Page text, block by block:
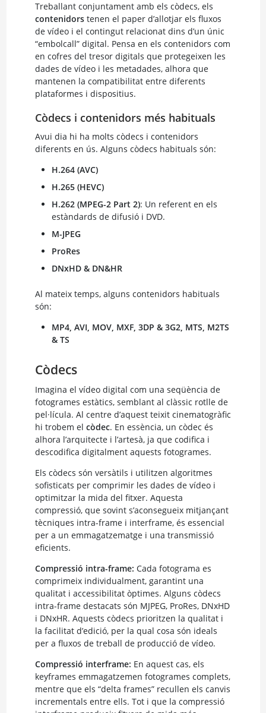
Treballant conjuntament amb els còdecs, els
contenidorstenen el paper d’allotjar els fluxos
de vídeo i el contingut relacionat dins d’un únic
“embolcall” digital. Pensa en els contenidors com
en cofres del tresor digitals que protegeixen les
dades de vídeo i les metadades, alhora que
mantenen la compatibilitat entre diferents
plataformes i dispositius.
Còdecs i contenidors més habituals
Avui dia hi ha molts còdecs i contenidors
diferents en ús. Alguns còdecs habituals són:
H.264 (AVC)
H.265 (HEVC)
H.262 (MPEG-2 Part 2): Un referent en els
estàndards de difusió i DVD.
M-JPEG
ProRes
DNxHD & DN&HR
Al mateix temps, alguns contenidors habituals
són:
MP4, AVI, MOV, MXF, 3DP & 3G2, MTS, M2TS
& TS
Còdecs
Imagina el vídeo digital com una seqüència de
fotogrames estàtics, semblant al clàssic rotlle de
pel·lícula. Al centre d’aquest teixit cinematogràfic
hi trobem el còdec. En essència, un còdec és
alhora l’arquitecte i l’artesà, ja que codifica i
descodifica digitalment aquests fotogrames.
Els còdecs són versàtils i utilitzen algoritmes
sofisticats per comprimir les dades de vídeo i
optimitzar la mida del fitxer. Aquesta
compressió, que sovint s’aconsegueix mitjançant
tècniques intra-frame i interframe, és essencial
per a un emmagatzematge i una transmissió
eficients.
Compressió intra-frame: Cada fotograma es
comprimeix individualment, garantint una
qualitat i accessibilitat òptimes. Alguns còdecs
intra-frame destacats són MJPEG, ProRes, DNxHD
i DNxHR. Aquests còdecs prioritzen la qualitat i
la facilitat d’edició, per la qual cosa són ideals
per a fluxos de treball de producció de vídeo.
Compressió interframe: En aquest cas, els
keyframes emmagatzemen fotogrames complets,
mentre que els “delta frames” recullen els canvis
incrementals entre ells. Tot i que la compressió